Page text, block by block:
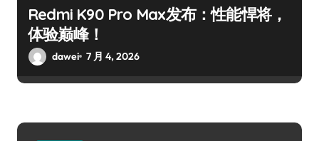
Redmi K90 Pro Max发布：性能悍将，
体验巅峰！
dawei 7 月 4, 2026